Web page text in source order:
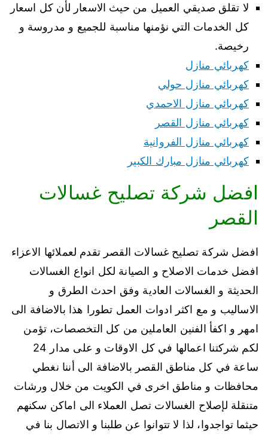
لا تقلق صديقي العميل من حيث الاسعار لأن كل اسعار
كل الخدمات التي نؤمنها مناسبة للجميع و مدروسة و
رخيصة.
كهربائي منازل
كهربائي منازل حولي
كهربائي منازل الاحمدي
كهربائي منازل القصر
كهربائي منازل الفروانية
كهربائي منازل مبارك الكبير
افضل شركة تصليح غسالات
القصر
افضل شركة تصليح غسالات القصر تقدم لعملائها الاعزاء
افضل خدمات الاصلاح و الصيانة لكل انواع الغسالات
الحديثة و الغسالات العادية وفق احدث الطرق و
الاساليب و مع اكثر ادوات العمل تطورا هذا بالاضافة الى
امهر و اكفأ الفنين العاملين من كل التخصصات، تؤمن
لكم شركتنا اعمالها في كل الاوقات و على مدار 24
ساعة في كل مناطق القصر بالاضافة الى أننا نغطي
محافظات و مناطق اخرى في الكويت من خلال ورشات
متنقلة لإصلاح الغسالات تصل العملاء الى اماكن سكنهم
حيثما تواجدوا، لذا لا تتوانوا عن طلبنا و الاتصال بنا في